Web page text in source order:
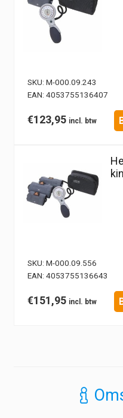
SKU: M-000.09.243
EAN: 4053755136407
€123,95
SKU: M-000.09.556
EAN: 4053755136643
€151,95